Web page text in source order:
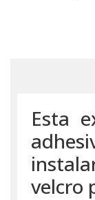
Esta
velcro